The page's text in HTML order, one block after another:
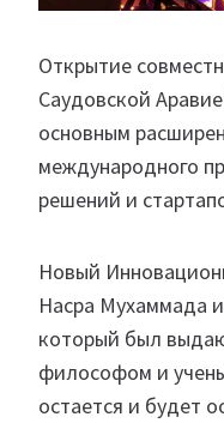
Открытие
Саудовской
основным
международного
решений и
Новый
Насра Мухаммада
который был
философом и
остается и будет